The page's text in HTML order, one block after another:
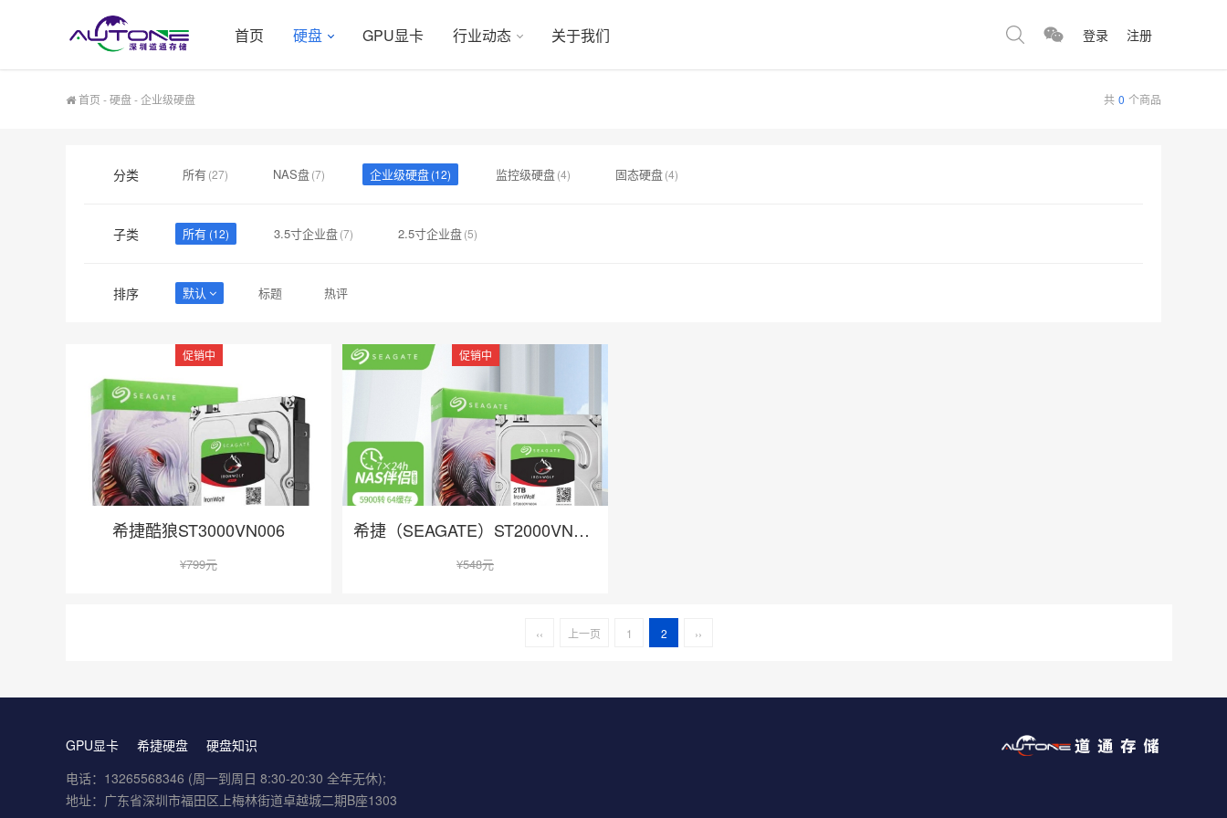
首页 硬盘 GPU显卡 行业动态 关于我们 登录 注册
首页 -硬盘-企业级硬盘 共 0 个商品
分类 所有(27) NAS盘(7) 企业级硬盘(12) 监控级硬盘(4) 固态硬盘(4)
子类 所有 (12) 3.5寸企业盘(7) 2.5寸企业盘(5)
排序 默认 标题 热评
在线咨询
促销中
希捷酷狼ST3000VN006
¥799元
促销中
希捷（SEAGATE）ST2000VN003
¥548元
‹‹ 上一页 1 2 ››
GPU显卡 希捷硬盘
硬盘知识
电话：13265568346 (周一到周日 8:30-20:30 全年无休);
地址：广东省深圳市福田区上梅林街道卓越城二期B座1303